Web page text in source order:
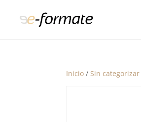
Inicio / Sin categorizar